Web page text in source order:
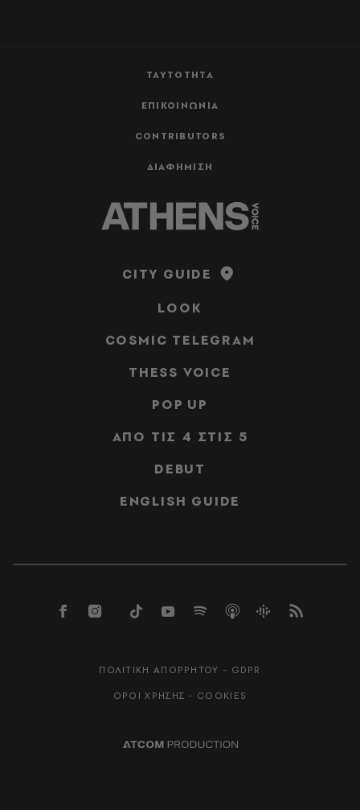
ΤΑΥΤΟΤΗΤΑ
ΕΠΙΚΟΙΝΩΝΙΑ
CONTRIBUTORS
ΔΙΑΦΗΜΙΣΗ
CITY GUIDE
LOOK
COSMIC TELEGRAM
THESS VOICE
POP UP
ΑΠΟ ΤΙΣ 4 ΣΤΙΣ 5
DEBUT
ENGLISH GUIDE
ΠΟΛΙΤΙΚΗ ΑΠΟΡΡΗΤΟΥ - GDPR
ΟΡΟΙ ΧΡΗΣΗΣ - COOKIES